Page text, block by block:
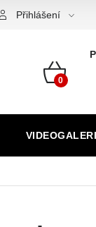
Výkup minerálů a
Přihlášení